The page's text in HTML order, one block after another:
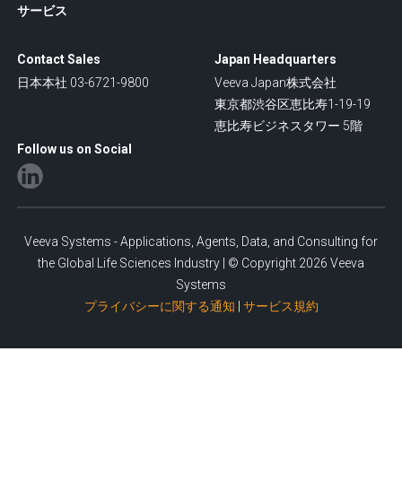
サービス
Contact Sales
日本本社 03-6721-9800
Japan Headquarters
Veeva Japan株式会社
東京都渋谷区恵比寿1-19-19
恵比寿ビジネスタワー 5階
Follow us on Social
Veeva Systems - Applications, Agents, Data, and Consulting for
the Global Life Sciences Industry | © Copyright 2026 Veeva
Systems
プライバシーに関する通知
サービス規約